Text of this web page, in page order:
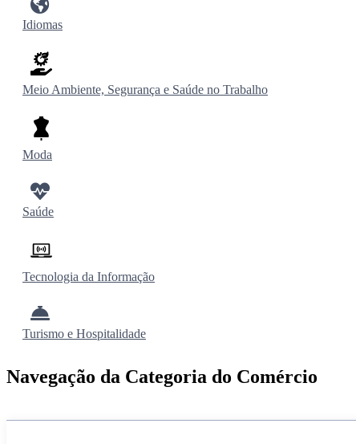
Idiomas
Meio Ambiente, Segurança e Saúde no Trabalho
Moda
Saúde
Tecnologia da Informação
Turismo e Hospitalidade
Navegação da Categoria do Comércio